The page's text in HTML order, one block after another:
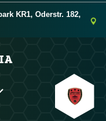
KR1, Oderstr. 182,